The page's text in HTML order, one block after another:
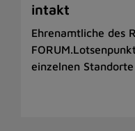
intakt
Ehrenamtliche des
einzelnen Standorte